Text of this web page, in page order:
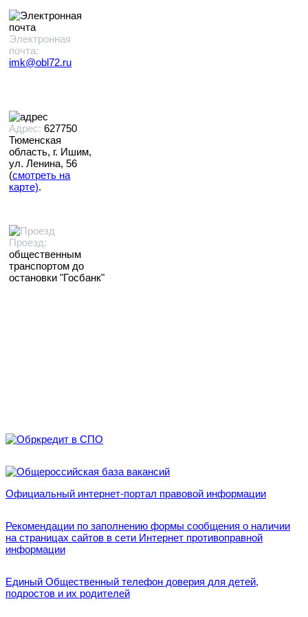
Электронная
почта:
imk@obl72.ru
Адрес: 627750
Тюменская
область, г. Ишим,
ул. Ленина, 56
(смотреть на
карте).
Проезд:
общественным
транспортом до
остановки "Госбанк"
Официальный интернет-портал правовой информации
Рекомендации по заполнению формы сообщения о наличии
на страницах сайтов в сети Интернет противоправной
информации
Единый Общественный телефон доверия для детей,
подростов и их родителей